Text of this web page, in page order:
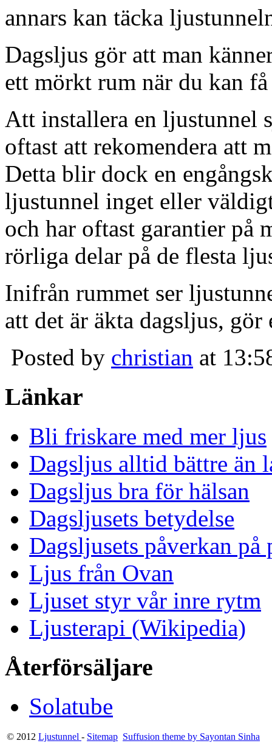
annars kan täcka
Dagsljus gör att man
ett mörkt rum när du kan
Att installera en ljustunnel
oftast att rekomendera att
Detta blir dock en
ljustunnel inget eller
och har oftast garantier på
rörliga delar på de flesta
Inifrån rummet ser
att det är äkta dagsljus,
Posted by christian at
Länkar
Bli friskare med mer ljus
Dagsljus alltid bättre än
Dagsljus bra för hälsan
Dagsljusets betydelse
Dagsljusets påverkan på
Ljus från Ovan
Ljuset styr vår inre rytm
Ljusterapi (Wikipedia)
Återförsäljare
Solatube
© 2012 Ljustunnel - Sitemap Suffusion theme by Sayontan Sinha